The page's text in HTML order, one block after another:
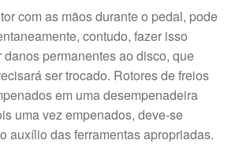
com as mãos durante o pedal, pode
contudo, fazer isso
permanentes ao disco, que
ser trocado. Rotores de freios
em uma desempenadeira
uma vez empenados, deve-se
auxílio das ferramentas apropriadas.